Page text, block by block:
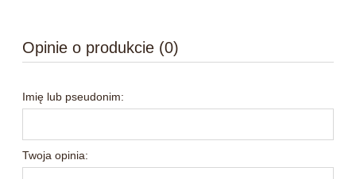
Opinie o produkcie (0)
Imię lub pseudonim:
Twoja opinia: